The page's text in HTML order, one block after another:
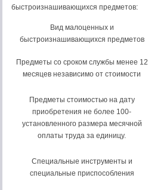
быстроизнашивающихся предметов:
Вид малоценных и
быстроизнашивающихся предметов
Предметы со сроком службы менее 12
месяцев независимо от стоимости
Предметы стоимостью на дату
приобретения не более 100-
установленного размера месячной
оплаты труда за единицу.
Специальные инструменты и
специальные приспособления